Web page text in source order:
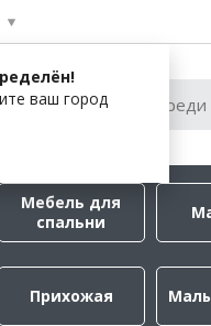
ваш город
Мебель для
спальни
Прихожая